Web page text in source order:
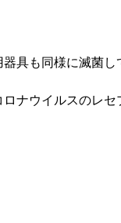
具も同様に滅菌し
ロナウイルスのレ